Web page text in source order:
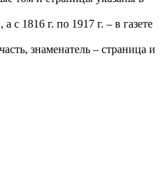
с 1816 г. по 1917 г. – в газете
знаменатель – страница и